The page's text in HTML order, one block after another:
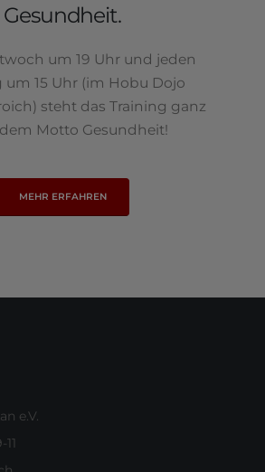
Gesundheit.
um 19 Uhr und jeden
um 15 Uhr (im Hobu Dojo
steht das Training ganz
Motto Gesundheit!
MEHR ERFAHREN
e.V.